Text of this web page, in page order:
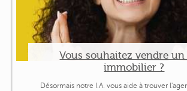
Vous souhaitez vendre un
immobilier ?
Désormais notre I.A. vous aide à trouver